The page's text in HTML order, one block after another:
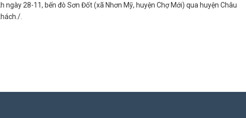
ngày 28-11, bến đò Sơn Đốt (xã Nhơn Mỹ, huyện Chợ Mới) qua huyện Châu
.